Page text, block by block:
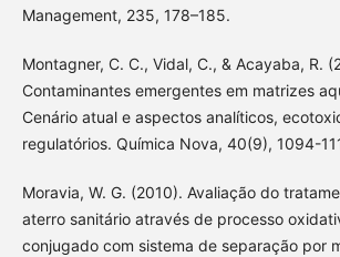
Management, 235, 178–185.
Montagner, C. C., Vidal, C., & Acayaba, R.
Contaminantes emergentes em matrizes
Cenário atual e aspectos analíticos,
regulatórios. Química Nova, 40(9), 1094-
Moravia, W. G. (2010). Avaliação do
aterro sanitário através de processo
conjugado com sistema de separação por